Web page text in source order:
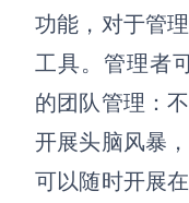
功能 ， 对于管
工具。管理者
的团队管理：
开展头脑风暴
可以随时开展